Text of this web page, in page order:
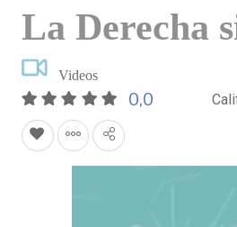
La Derecha
Videos
0,0